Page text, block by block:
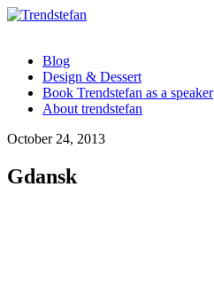
Blog
Design & Dessert
Book Trendstefan as a speaker
About trendstefan
October 24, 2013
Gdansk